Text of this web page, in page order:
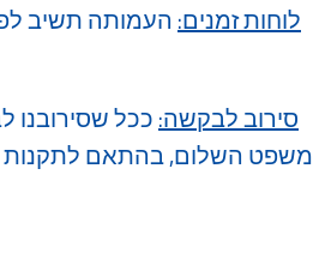
לוחות זמנים:
סירוב לבקשה:ככל שסירובנו
משפט השלום, בהתאם לתקנות